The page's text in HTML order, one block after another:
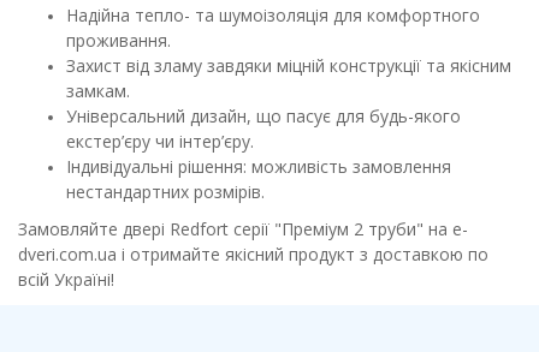
Надійна тепло- та шумоізоляція для комфортного
проживання.
Захист від зламу завдяки міцній конструкції та якісним
замкам.
Універсальний дизайн, що пасує для будь-якого
екстер’єру чи інтер’єру.
Індивідуальні рішення: можливість замовлення
нестандартних розмірів.
Замовляйте двері Redfort серії "Преміум 2 труби" на e-
dveri.com.ua і отримайте якісний продукт з доставкою по
всій Україні!